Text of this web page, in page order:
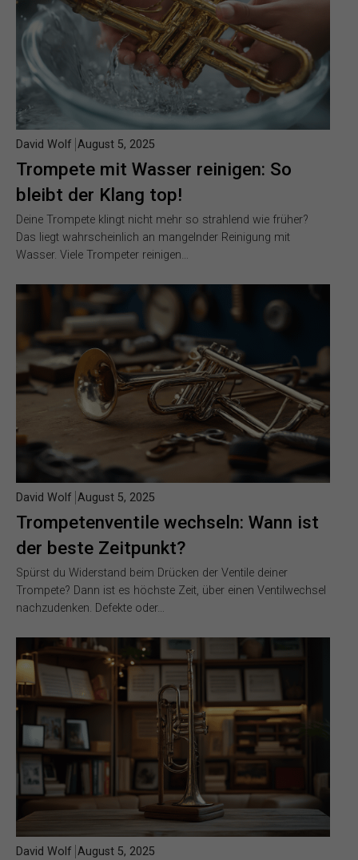
Trompete mit Wasser reinigen: So
bleibt der Klang top!
David Wolf August 5, 2025
Deine Trompete klingt nicht mehr so strahlend wie früher?
Das liegt wahrscheinlich an mangelnder Reinigung mit
Wasser. Viele Trompeter reinigen…
Trompetenventile wechseln: Wann ist
der beste Zeitpunkt?
David Wolf August 5, 2025
Spürst du Widerstand beim Drücken der Ventile deiner
Trompete? Dann ist es höchste Zeit, über einen Ventilwechsel
nachzudenken. Defekte oder…
David Wolf August 5, 2025